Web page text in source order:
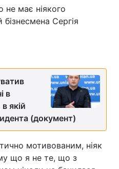
не має ніякого
бізнесмена Сергія
в
якій
(документ)
мотивованим, ніяк
що я не те, що з